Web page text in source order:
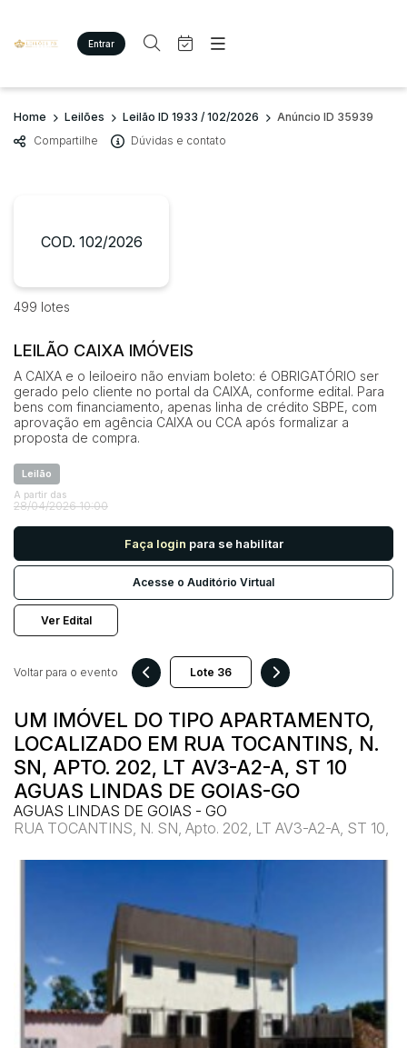
Entrar
Criar conta Entrar
Site
Agenda
Quem Somos
Imóveis
Veículos
Carros
Utilitário
Busca por palavra-chave
Bairro
Judiciais Extrajudiciais
Faixa de valor
R$ até R$
Quem Somos
Home Leilões Leilão ID 1933 / 102/2026
Anúncio ID 35939
Compartilhe
Dúvidas e contato
COD. 102/2026
499 lotes
LEILÃO CAIXA IMÓVEIS
A CAIXA e o leiloeiro não enviam boleto: é OBRIGATÓRIO ser
gerado pelo cliente no portal da CAIXA, conforme edital. Para
bens com financiamento, apenas linha de crédito SBPE, com
aprovação em agência CAIXA ou CCA após formalizar a
proposta de compra.
Leilão
A partir das
28/04/2026 10:00
Faça login para se habilitar
Acesse o Auditório Virtual
Ver Edital
UM IMÓVEL DO TIPO APARTAMENTO,
LOCALIZADO EM RUA TOCANTINS, N.
SN, APTO. 202, LT AV3-A2-A, ST 10
AGUAS LINDAS DE GOIAS-GO
AGUAS LINDAS DE GOIAS - GO
RUA TOCANTINS, N. SN, Apto. 202, LT AV3-A2-A, ST 10,
Voltar para o evento